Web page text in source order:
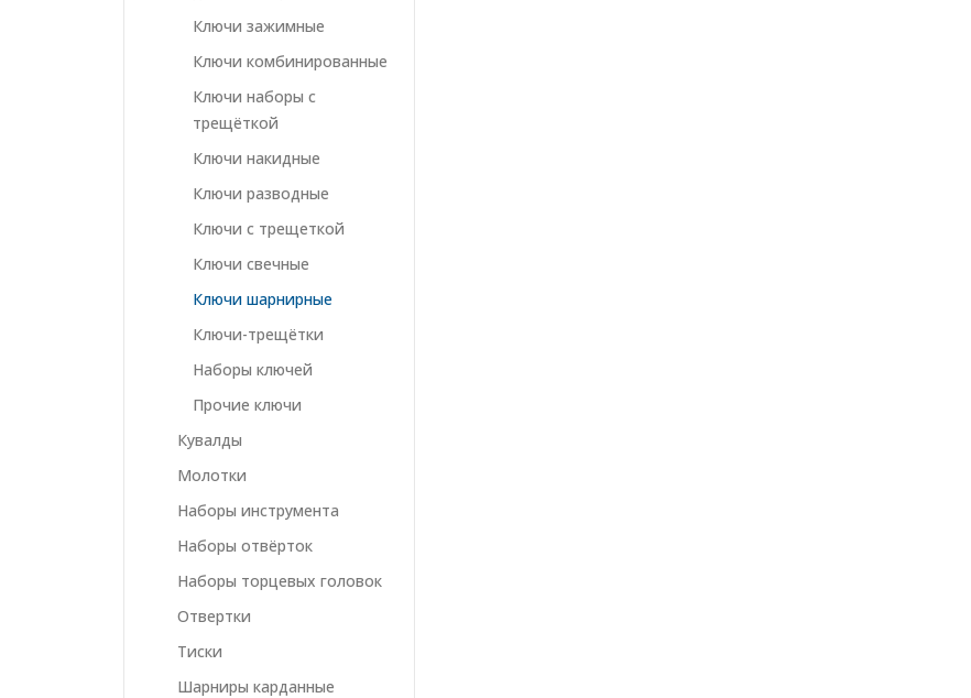
Ключи зажимные
Ключи комбинированные
Ключи наборы с
трещёткой
Ключи накидные
Ключи разводные
Ключи с трещеткой
Ключи свечные
Ключи шарнирные
Ключи-трещётки
Наборы ключей
Прочие ключи
Кувалды
Молотки
Наборы инструмента
Наборы отвёрток
Наборы торцевых головок
Отвертки
Тиски
Шарниры карданные